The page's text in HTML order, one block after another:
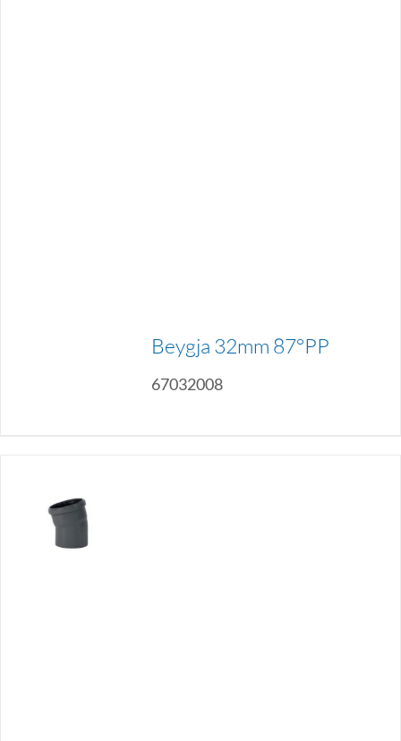
Beygja 32mm 87°PP
67032008